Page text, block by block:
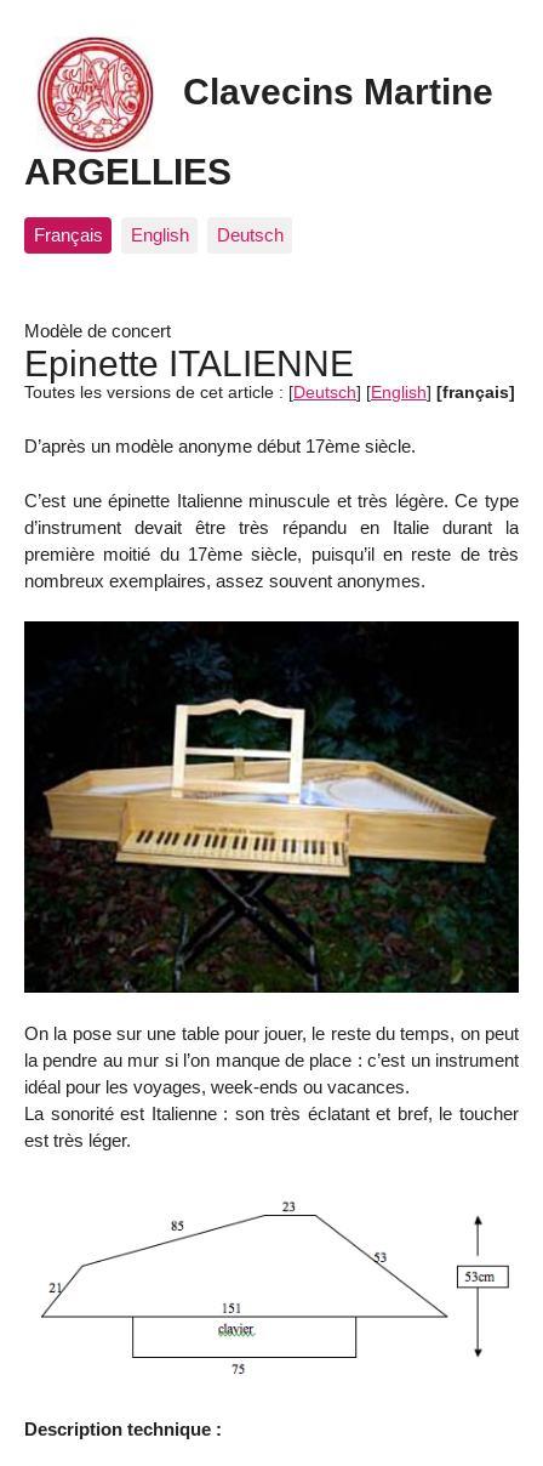
Clavecins Martine
ARGELLIES
Français English Deutsch
Modèle de concert
Epinette ITALIENNE
Toutes les versions de cet article : [Deutsch] [English] [français]
D’après un modèle anonyme début 17ème siècle.
C’est une épinette Italienne minuscule et très légère. Ce type
d’instrument devait être très répandu en Italie durant la
première moitié du 17ème siècle, puisqu’il en reste de très
nombreux exemplaires, assez souvent anonymes.
On la pose sur une table pour jouer, le reste du temps, on peut
la pendre au mur si l’on manque de place : c’est un instrument
idéal pour les voyages, week-ends ou vacances.
La sonorité est Italienne : son très éclatant et bref, le toucher
est très léger.
Description technique :